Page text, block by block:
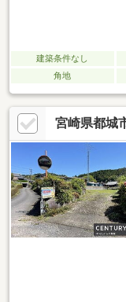
建築条件なし
角地
宮崎県都城